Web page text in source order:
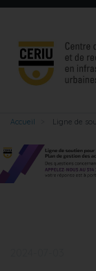
Aller
principal
Accueil Ligne de